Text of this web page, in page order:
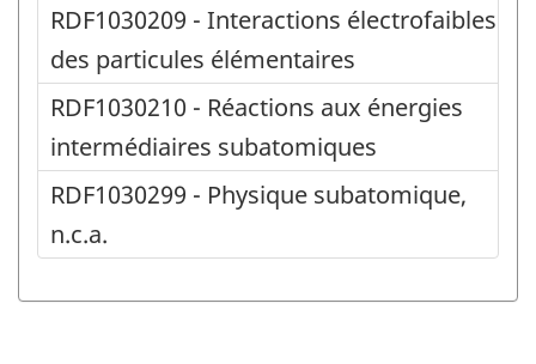
RDF1030209 - Interactions électrofaibles
des particules élémentaires
RDF1030210 - Réactions aux énergies
intermédiaires subatomiques
RDF1030299 - Physique subatomique,
n.c.a.